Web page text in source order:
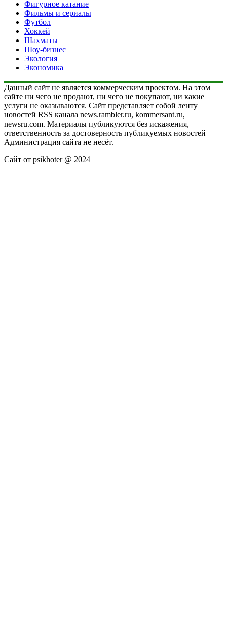
Фигурное катание
Фильмы и сериалы
Футбол
Хоккей
Шахматы
Шоу-бизнес
Экология
Экономика
Данный сайт не является коммерческим проектом. На этом
сайте ни чего не продают, ни чего не покупают, ни какие
услуги не оказываются. Сайт представляет собой ленту
новостей RSS канала news.rambler.ru, kommersant.ru,
newsru.com. Материалы публикуются без искажения,
ответственность за достоверность публикуемых новостей
Администрация сайта не несёт.
Сайт от psikhoter @ 2024